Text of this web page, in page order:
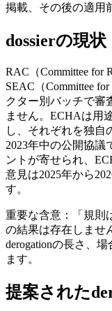
掲載、その後の適用
dossierの現状
RAC（Committee for
SEAC（Committee
クター別バッチで審
ません。ECHAは用
し、それぞれを独自
2023年中の公開協議
ントが寄せられ、
意見は2025年から
す。
重要な含意：「規
の結果は存在しませ
derogationの長さ、
ます。
提案された